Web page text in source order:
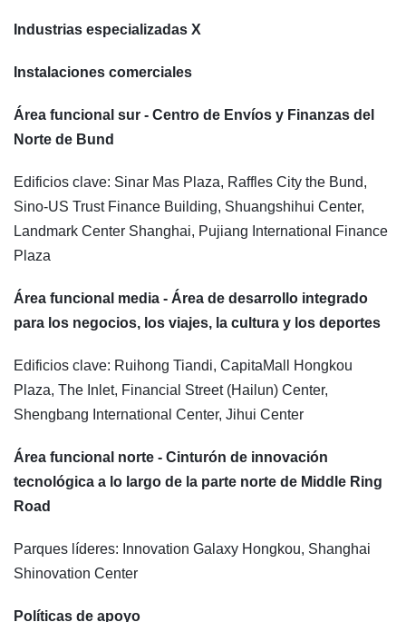
Industrias especializadas X
Instalaciones comerciales
Área funcional sur - Centro de Envíos y Finanzas del
Norte de Bund
Edificios clave: Sinar Mas Plaza, Raffles City the Bund,
Sino-US Trust Finance Building, Shuangshihui Center,
Landmark Center Shanghai, Pujiang International Finance
Plaza
Área funcional media - Área de desarrollo integrado
para los negocios, los viajes, la cultura y los deportes
Edificios clave: Ruihong Tiandi, CapitaMall Hongkou
Plaza, The Inlet, Financial Street (Hailun) Center,
Shengbang International Center, Jihui Center
Área funcional norte - Cinturón de innovación
tecnológica a lo largo de la parte norte de Middle Ring
Road
Parques líderes: Innovation Galaxy Hongkou, Shanghai
Shinovation Center
Políticas de apoyo